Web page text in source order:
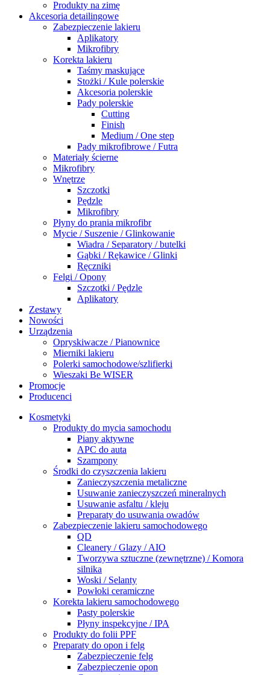
Produkty na zimę
Akcesoria detailingowe
Zabezpieczenie lakieru
Aplikatory
Mikrofibry
Korekta lakieru
Taśmy maskujące
Stożki / Kule polerskie
Akcesoria polerskie
Pady polerskie
Cutting
Finish
Medium / One step
Pady mikrofibrowe / Futra
Materiały ścierne
Mikrofibry
Wnętrze
Szczotki
Pędzle
Mikrofibry
Płyny do prania mikrofibr
Mycie / Suszenie / Glinkowanie
Wiadra / Separatory / butelki
Gąbki / Rękawice / Glinki
Ręczniki
Felgi / Opony
Szczotki / Pędzle
Aplikatory
Zestawy
Nowości
Urządzenia
Opryskiwacze / Pianownice
Mierniki lakieru
Polerki samochodowe/szlifierki
Wieszaki Be WISER
Promocje
Producenci
Kosmetyki
Produkty do mycia samochodu
Piany aktywne
APC do auta
Szampony
Środki do czyszczenia lakieru
Zanieczyszczenia metaliczne
Usuwanie zanieczyszczeń mineralnych
Usuwanie asfaltu / kleju
Preparaty do usuwania owadów
Zabezpieczenie lakieru samochodowego
QD
Cleanery / Glazy / AIO
Tworzywa sztuczne (zewnętrzne) / Komora
silnika
Woski / Selanty
Powłoki ceramiczne
Korekta lakieru samochodowego
Pasty polerskie
Płyny inspekcyjne / IPA
Produkty do folii PPF
Preparaty do opon i felg
Zabezpieczenie felg
Zabezpieczenie opon